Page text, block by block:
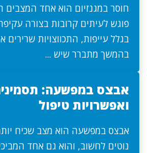
חוסר במגנזיום הוא אחד המצבים
פוגש לעיתים קרובות בצורה
בגלל עייפות, התכווצויות שרירים
בהמשך מתברר שיש ...
אבצס במפשעה:
ואפשרויות טיפול
אבצס במפשעה הוא מצב שכיח
נוטים לחשוב, והוא גם אחד